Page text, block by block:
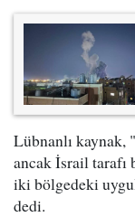
Lübnanlı kaynak,
ancak İsrail tarafı
iki bölgedeki
dedi.